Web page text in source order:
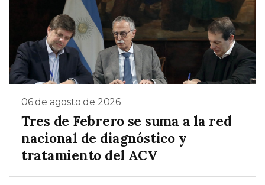
06 de agosto de 2026
Tres de Febrero se suma a la red
nacional de diagnóstico y
tratamiento del ACV